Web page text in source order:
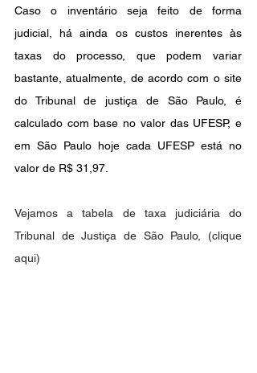
Caso o inventário seja feito de forma
judicial, há ainda os custos inerentes às
taxas do processo, que podem variar
bastante, atualmente, de acordo com o site
do Tribunal de justiça de São Paulo, é
calculado com base no valor das UFESP, e
em São Paulo hoje cada UFESP está no
valor de R$ 31,97.
Vejamos a tabela de taxa judiciária do
Tribunal de Justiça de São Paulo, (clique
aqui)